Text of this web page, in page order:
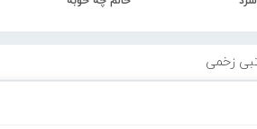
زخمی